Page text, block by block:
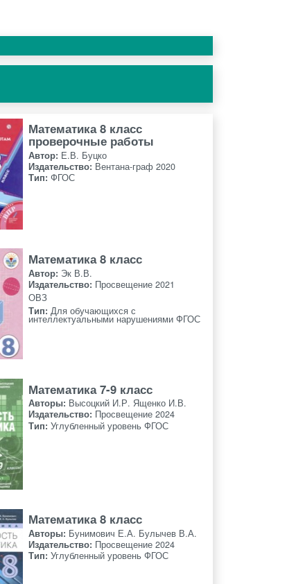
Математика 8 класс
проверочные работы
Автор: Е.В. Буцко
Издательство: Вентана-граф 2020
Тип:ФГОС
Математика 8 класс
Автор: Эк В.В.
Издательство: Просвещение 2021
ОВЗ
Тип:Для обучающихся с
интеллектуальными нарушениями ФГОС
Математика 7-9 класс
Авторы: Высоцкий И.Р. Ященко И.В.
Издательство: Просвещение 2024
Тип:Углубленный уровень ФГОС
Математика 8 класс
Авторы: Бунимович Е.А. Булычев В.А.
Издательство: Просвещение 2024
Тип:Углубленный уровень ФГОС